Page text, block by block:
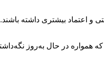
و اعتماد بیشتری داشته باشند.